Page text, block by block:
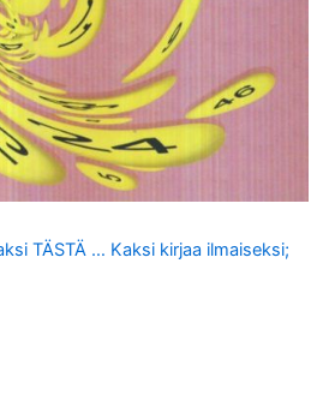
TÄSTÄ … Kaksi kirjaa ilmaiseksi;